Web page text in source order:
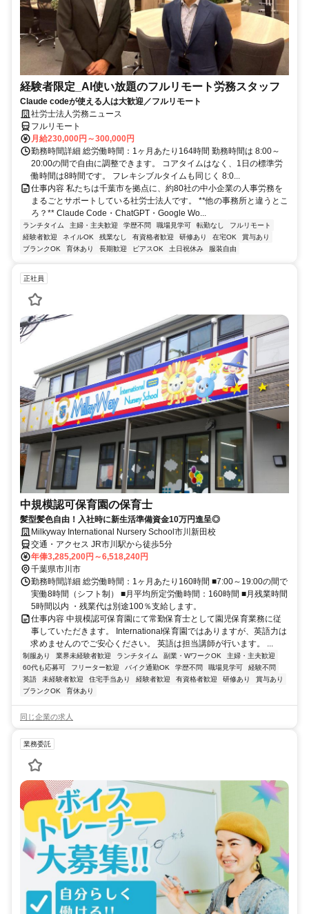
経験者限定_AI使い放題のフルリモート労務スタッフ
Claude codeが使える人は大歓迎／フルリモート
社労士法人労務ニュース
フルリモート
月給230,000円～300,000円
勤務時間詳細 総労働時間：1ヶ月あたり164時間 勤務時間は 8:00～
20:00の間で自由に調整できます。 コアタイムはなく、1日の標準労
働時間は8時間です。 フレキシブルタイムも同じく 8:0...
仕事内容 私たちは千葉市を拠点に、約80社の中小企業の人事労務を
まるごとサポートしている社労士法人です。 **他の事務所と違うとこ
ろ？** Claude Code・ChatGPT・Google Wo...
ランチタイム 主婦・主夫歓迎 学歴不問 職場見学可 転勤なし
フルリモート
経験者歓迎
ネイルOK 残業なし 有資格者歓迎 研修あり 在宅OK
賞与あり
ブランクOK
育休あり 長期歓迎 ピアスOK 土日祝休み 服装自由
正社員
中規模認可保育園の保育士
髪型髪色自由！入社時に新生活準備資金10万円進呈◎
Milkyway International Nursery School市川新田校
交通・アクセス JR市川駅から徒歩5分
年俸3,285,200円～6,518,240円
千葉県市川市
勤務時間詳細 総労働時間：1ヶ月あたり160時間 ■7:00～19:00の間で
実働8時間（シフト制） ■月平均所定労働時間：160時間 ■月残業時間
5時間以内 ・残業代は別途100％支給します。
仕事内容 中規模認可保育園にて常勤保育士として園児保育業務に従
事していただきます。 International保育園ではありますが、英語力は
求めませんのでご安心ください。 英語は担当講師が行います。 ...
制服あり 業界未経験者歓迎 ランチタイム 副業・WワークOK
主婦・主夫歓迎
60代も応募可
フリーター歓迎 バイク通勤OK 学歴不問 職場見学可
経験不問
英語
未経験者歓迎 住宅手当あり 経験者歓迎 有資格者歓迎 研修あり
賞与あり
ブランクOK
育休あり
同じ企業の求人
業務委託